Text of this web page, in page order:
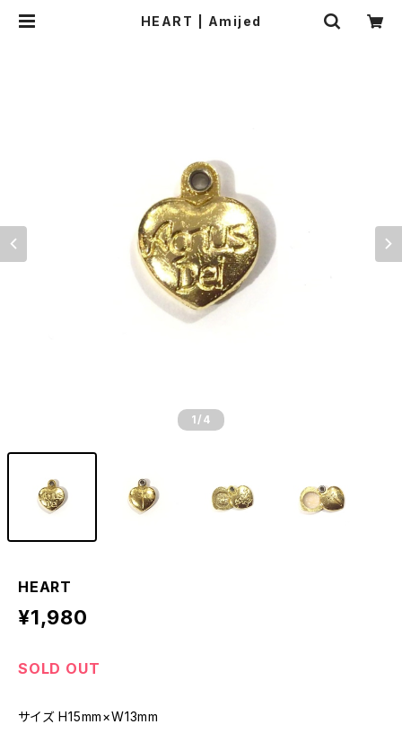
HEART | Amijed
1 /4
HEART
¥1,980
SOLD OUT
サイズ H15mm×W13mm